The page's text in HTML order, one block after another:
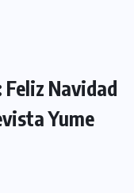
Navidad
Yume